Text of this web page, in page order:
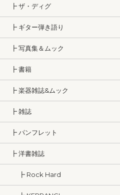
┣ ザ・ディグ
┣ ギター弾き語り
┣ 写真集＆ムック
┣ 書籍
┣ 楽器雑誌&ムック
┣ 雑誌
┣ パンフレット
┣ 洋書雑誌
┣ Rock Hard